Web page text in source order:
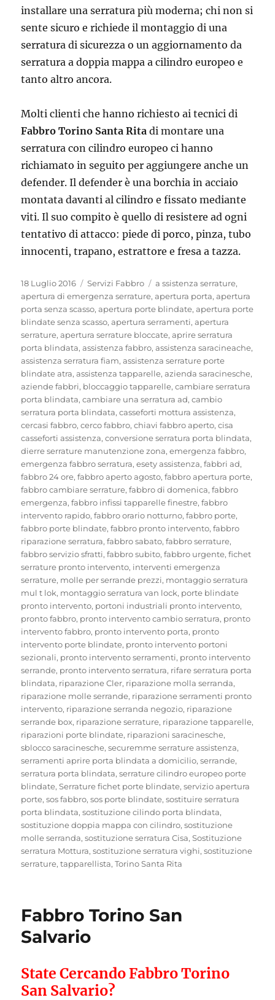
installare una serratura più moderna; chi non si
sente sicuro e richiede il montaggio di una
serratura di sicurezza o un aggiornamento da
serratura a doppia mappa a cilindro europeo e
tanto altro ancora.
Molti clienti che hanno richiesto ai tecnici di
Fabbro Torino Santa Rita di montare una
serratura con cilindro europeo ci hanno
richiamato in seguito per aggiungere anche un
defender. Il defender è una borchia in acciaio
montata davanti al cilindro e fissato mediante
viti. Il suo compito è quello di resistere ad ogni
tentativo di attacco: piede di porco, pinza, tubo
innocenti, trapano, estrattore e fresa a tazza.
Pubblicato
il
18 Luglio 2016 Categorie
Servizi Fabbro Tag
a ssistenza serrature,
apertura di emergenza serrature,apertura porta,apertura
porta senza scasso,apertura porte blindate,apertura porte
blindate senza scasso,apertura serramenti,apertura
serrature,apertura serrature bloccate,aprire serratura
porta blindata,assistenza fabbro,assistenza saracineache,
assistenza serratura fiam,assistenza serrature porte
blindate atra,assistenza tapparelle,azienda saracinesche,
aziende fabbri, bloccaggio tapparelle,cambiare serratura
porta blindata,cambiare una serratura ad,cambio
serratura porta blindata,casseforti mottura assistenza,
cercasi fabbro,cerco fabbro,chiavi fabbro aperto,cisa
casseforti assistenza,conversione serratura porta blindata,
dierre serrature manutenzione zona,emergenza fabbro,
emergenza fabbro serratura,esety assistenza,fabbri ad,
fabbro 24 ore,fabbro aperto agosto,fabbro apertura porte,
fabbro cambiare serrature,fabbro di domenica,fabbro
emergenza,fabbro infissi tapparelle finestre,fabbro
intervento rapido,fabbro orario notturno,fabbro porte,
fabbro porte blindate,fabbro pronto intervento,fabbro
riparazione serratura,fabbro sabato,fabbro serrature,
fabbro servizio sfratti,fabbro subito,fabbro urgente,fichet
serrature pronto intervento, interventi emergenza
serrature, molle per serrande prezzi, montaggio serratura
mul t lok, montaggio serratura van lock, porte blindate
pronto intervento, portoni industriali pronto intervento,
pronto fabbro, pronto intervento cambio serratura, pronto
intervento fabbro, pronto intervento porta, pronto
intervento porte blindate, pronto intervento portoni
sezionali, pronto intervento serramenti, pronto intervento
serrande, pronto intervento serratura, rifare serratura porta
blindata, riparazione Cler, riparazione molla serranda,
riparazione molle serrande, riparazione serramenti pronto
intervento, riparazione serranda negozio, riparazione
serrande box, riparazione serrature, riparazione tapparelle,
riparazioni porte blindate, riparazioni saracinesche,
sblocco saracinesche,securemme serrature assistenza,
serramenti aprire porta blindata a domicilio,serrande,
serratura porta blindata,serrature cilindro europeo porte
blindate,Serrature fichet porte blindate,servizio apertura
porte,sos fabbro,sos porte blindate,sostituire serratura
porta blindata,sostituzione cilindo porta blindata,
sostituzione doppia mappa con cilindro,sostituzione
molle serranda,sostituzione serratura Cisa,Sostituzione
serratura Mottura,sostituzione serratura vighi,sostituzione
serrature,tapparellista,Torino Santa Rita
Fabbro Torino San
Salvario
State Cercando Fabbro Torino
San Salvario?